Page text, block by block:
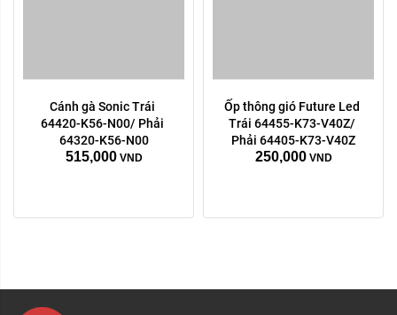
Cánh gà Sonic Trái
64420-K56-N00/ Phải
64320-K56-N00
515,000 VND
Ốp thông gió Future Led
Trái 64455-K73-V40Z/
Phải 64405-K73-V40Z
250,000 VND